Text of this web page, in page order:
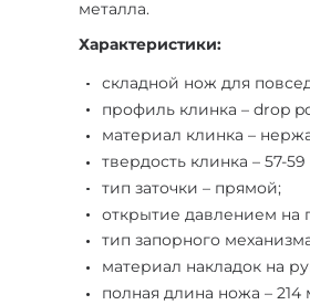
металла.
Характеристики:
складной нож для
профиль клинка – drop
материал клинка –
твердость клинка – 57-59
тип заточки – прямой;
открытие давлением на
тип запорного
материал накладок на
полная длина ножа – 214